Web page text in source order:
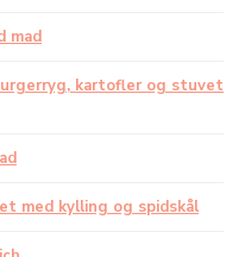
mad
kartofler og stuvet
med kylling og spidskål